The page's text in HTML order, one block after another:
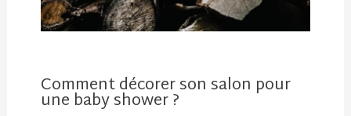
Comment décorer son salon pour
une baby shower ?